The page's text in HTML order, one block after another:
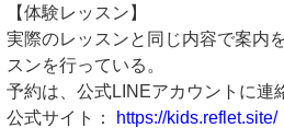
【体験レッスン】
実際のレッスンと同じ内容で案内
スンを行っている。
予約は、公式LINEアカウントに連
公式サイト：
https://kids.reflet.site/